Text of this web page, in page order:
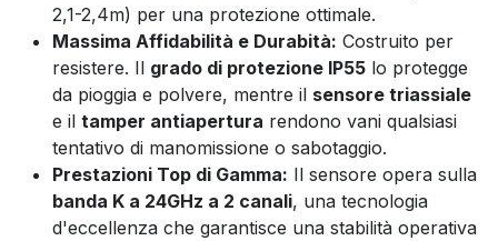
2,1-2,4m) per una protezione ottimale.
Massima Affidabilità e Durabità: Costruito per
resistere. Il grado di protezione IP55 lo protegge
da pioggia e polvere, mentre il sensore triassiale
e il tamper antiapertura rendono vani qualsiasi
tentativo di manomissione o sabotaggio.
Prestazioni Top di Gamma: Il sensore opera sulla
banda K a 24GHz a 2 canali, una tecnologia
d'eccellenza che garantisce una stabilità operativa